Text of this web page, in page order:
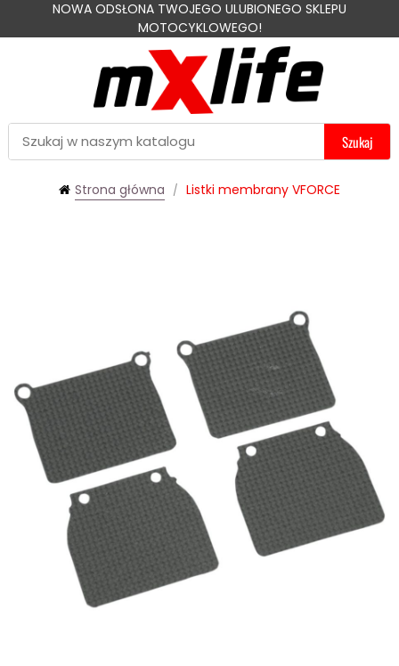
NOWA ODSŁONA TWOJEGO ULUBIONEGO SKLEPU
MOTOCYKLOWEGO!
Szukaj
Strona główna Listki membrany VFORCE